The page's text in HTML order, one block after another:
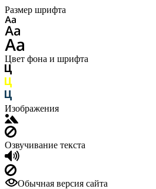
Размер шрифта
Цвет фона и шрифта
Изображения
Озвучивание текста
Обычная версия сайта